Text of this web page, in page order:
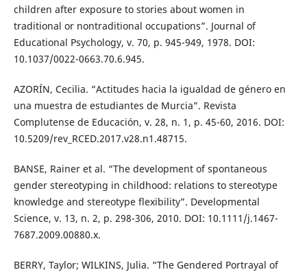
children after exposure to stories about women in
traditional or nontraditional occupations”. Journal of
Educational Psychology, v. 70, p. 945-949, 1978. DOI:
10.1037/0022-0663.70.6.945.
AZORÍN, Cecilia. “Actitudes hacia la igualdad de género en
una muestra de estudiantes de Murcia”. Revista
Complutense de Educación, v. 28, n. 1, p. 45-60, 2016. DOI:
10.5209/rev_RCED.2017.v28.n1.48715.
BANSE, Rainer et al. “The development of spontaneous
gender stereotyping in childhood: relations to stereotype
knowledge and stereotype flexibility”. Developmental
Science, v. 13, n. 2, p. 298-306, 2010. DOI: 10.1111/j.1467-
7687.2009.00880.x.
BERRY, Taylor; WILKINS, Julia. “The Gendered Portrayal of